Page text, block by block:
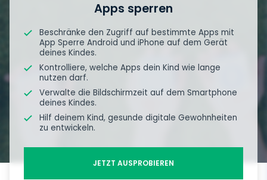
Apps sperren
Beschränke den Zugriff auf bestimmte Apps mit
App Sperre Android und iPhone auf dem Gerät
deines Kindes.
Kontrolliere, welche Apps dein Kind wie lange
nutzen darf.
Verwalte die Bildschirmzeit auf dem Smartphone
deines Kindes.
Hilf deinem Kind, gesunde digitale Gewohnheiten
zu entwickeln.
JETZT AUSPROBIEREN